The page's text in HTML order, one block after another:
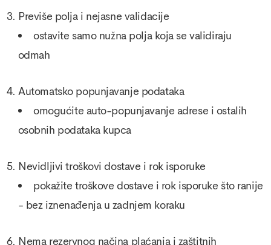
Previše polja i nejasne validacije
ostavite samo nužna polja koja se validiraju
odmah
Automatsko popunjavanje podataka
omogućite auto-popunjavanje adrese i ostalih
osobnih podataka kupca
Nevidljivi troškovi dostave i rok isporuke
pokažite troškove dostave i rok isporuke što ranije
- bez iznenađenja u zadnjem koraku
Nema rezervnog načina plaćanja i zaštitnih